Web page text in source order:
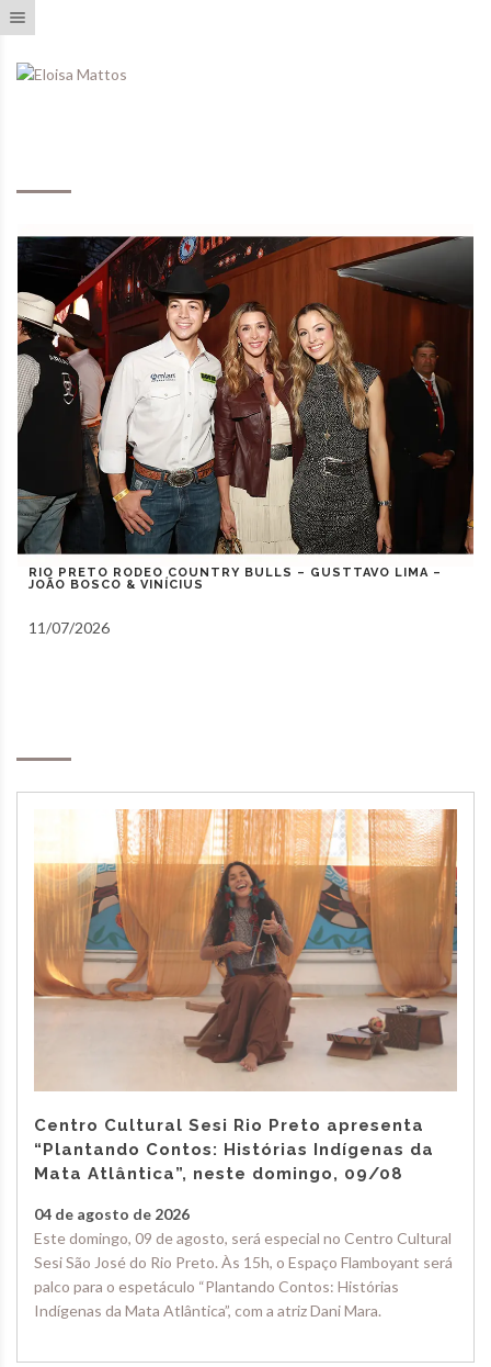
RIO PRETO COUNTRY BULLS – ZEZÉ DI CAMARGO,
GUSTAVO MIOTO E NATANZINHO LIMA
10/07/2026
Centro Cultural Sesi Rio Preto apresenta
“Plantando Contos: Histórias Indígenas da
Mata Atlântica”, neste domingo, 09/08
04 de agosto de 2026
Este domingo, 09 de agosto, será especial no Centro Cultural
Sesi São José do Rio Preto. Às 15h, o Espaço Flamboyant será
palco para o espetáculo “Plantando Contos: Histórias
Indígenas da Mata Atlântica”, com a atriz Dani Mara.